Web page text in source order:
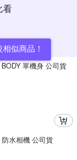
看
似商品！
單機身 公司貨
水相機 公司貨